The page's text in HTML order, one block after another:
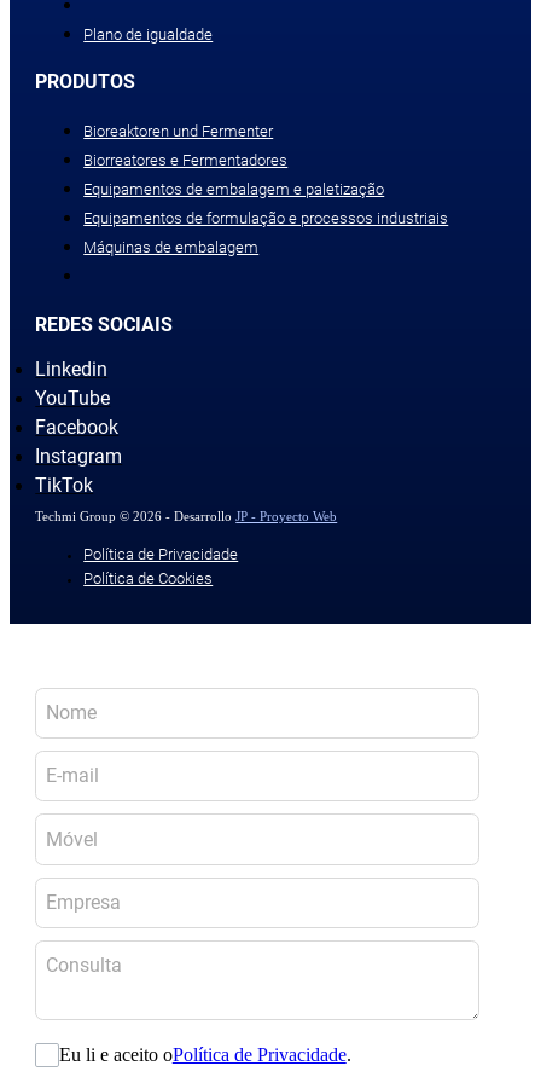
Plano de igualdade
PRODUTOS
Bioreaktoren und Fermenter
Biorreatores e Fermentadores
Equipamentos de embalagem e paletização
Equipamentos de formulação e processos industriais
Máquinas de embalagem
REDES SOCIAIS
Linkedin
YouTube
Facebook
Instagram
TikTok
Techmi Group © 2026 - DesarrolloJP - Proyecto Web
Política de Privacidade
Política de Cookies
Eu li e aceito oPolítica de Privacidade.